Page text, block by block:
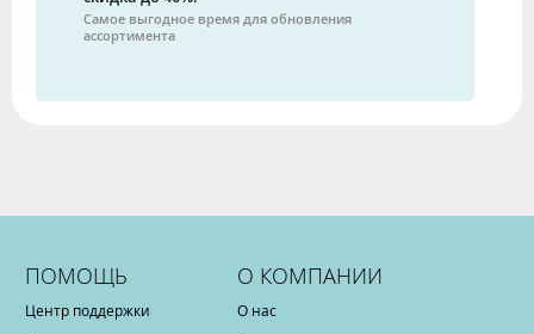
Самое выгодное время для обновления
ассортимента
ПОМОЩЬ
Центр поддержки
О КОМПАНИИ
О нас